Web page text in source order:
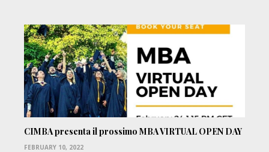
CIMBA presenta il prossimo MBA VIRTUAL OPEN DAY
FEBRUARY 10, 2022